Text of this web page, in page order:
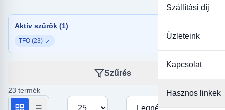
Szállítási díj
Üzleteink
Kapcsolat
Hasznos linkek
leghamarabb Önhöz kerüljön, így azonnal megóvhatja telefonját.
Aktív szűrők (1)
TFO (23)
Szűrés
23 termék
Termékek száma oldalanként
Rendezés